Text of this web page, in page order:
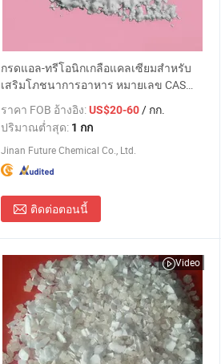
กรดแอล-ทรีโอนิกเกลือแคลเซียมสำหรับ
เสริมโภชนาการอาหาร หมายเลข CAS
70753-61-6 สารทำให้แข็งตัวในอาหาร
ราคา FOB อ้างอิง:US$20-60/ กก.
ปริมาณต่ำสุด: 1 กก
Jinan Future Chemical Co., Ltd.
ติดต่อตอนนี้
Video